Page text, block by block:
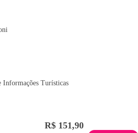
Informações Turísticas
R$ 151,90